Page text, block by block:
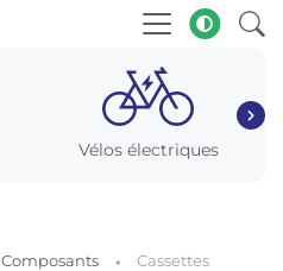
Vélos électriques
Composants Cassettes